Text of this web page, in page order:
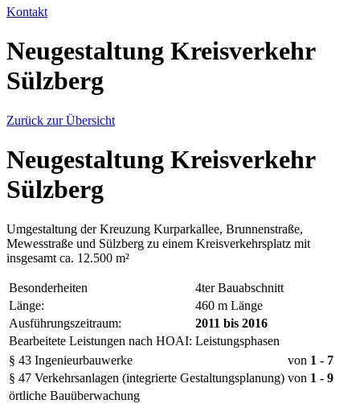
Kontakt
Neugestaltung Kreisverkehr
Sülzberg
Zurück zur Übersicht
Neugestaltung Kreisverkehr
Sülzberg
Umgestaltung der Kreuzung Kurparkallee, Brunnenstraße,
Mewesstraße und Sülzberg zu einem Kreisverkehrsplatz mit
insgesamt ca. 12.500 m²
Besonderheiten
4ter Bauabschnitt
Länge:
460 m Länge
Ausführungszeitraum:
2011 bis 2016
Bearbeitete Leistungen nach HOAI: Leistungsphasen
§ 43 Ingenieurbauwerke
von 1 - 7
§ 47 Verkehrsanlagen (integrierte Gestaltungsplanung) von 1 - 9
örtliche Bauüberwachung